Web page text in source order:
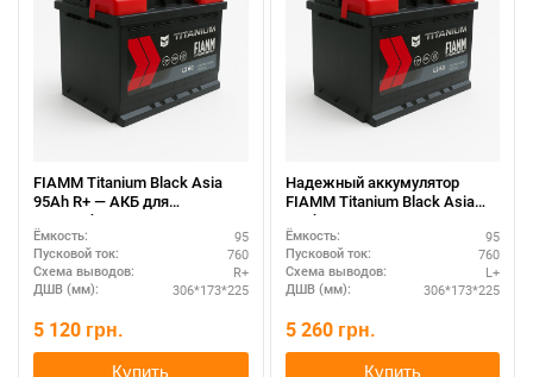
FIAMM Titanium Black Asia
95Ah R+ — АКБ для
автомобиля, гарантия
Ёмкость: 95
Пусковой ток: 760
Схема выводов: R+
ДШВ (мм): 306*173*225
5 120 грн.
Купить
Надежный аккумулятор
FIAMM Titanium Black Asia
95Ah L+ — оригинал
Ёмкость: 95
Пусковой ток: 760
Схема выводов: L+
ДШВ (мм): 306*173*225
5 260 грн.
Купить